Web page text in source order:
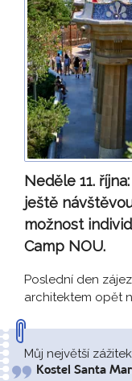
Neděle 11. října:
ještě
možnost
Camp NOU.
Poslední den
architektem opět
Můj největší
Kostel Santa